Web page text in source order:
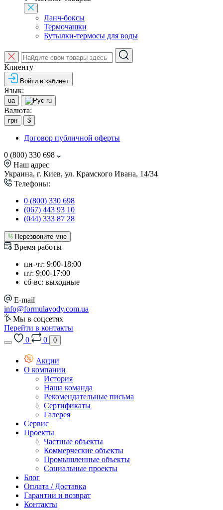
Ланч-боксы
Термочашки
Бутылки-термосы для воды
Клиенту
Войти в кабинет
Язык:
ua ru
Валюта:
грн $
Договор публичной оферты
0 (800) 330 698
Наш адрес
Украина, г. Киев, ул. Крамского Ивана, 14/34
Телефоны:
0 (800) 330 698
(067) 443 93 10
(044) 333 87 28
Перезвоните мне
Время работы
пн-чт: 9:00-18:00
пт: 9:00-17:00
сб-вс: выходные
E-mail
info@formulavody.com.ua
Мы в соцсетях
Перейти в контакты
0
0 0
Акции
О компании
История
Наша команда
Рекомендательные письма
Сертификаты
Галерея
Сервис
Проекты
Частные объекты
Коммерческие объекты
Промышленные объекты
Социальные проекты
Блог
Оплата / Доставка
Гарантии и возврат
Контакты